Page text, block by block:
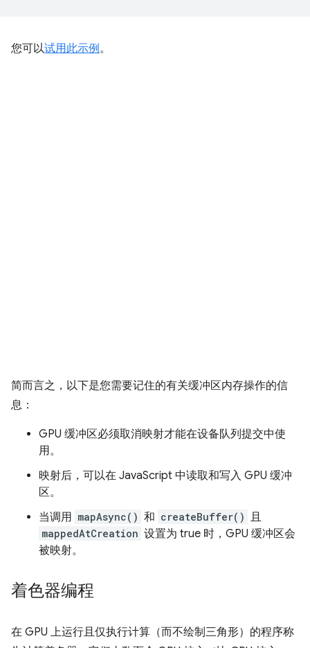
您可以试用此示例。
简而言之，以下是您需要记住的有关缓冲区内存操作的信
息：
GPU 缓冲区必须取消映射才能在设备队列提交中使
用。
映射后，可以在 JavaScript 中读取和写入 GPU 缓冲
区。
当调用 mapAsync() 和 createBuffer() 且
mappedAtCreation 设置为 true 时，GPU 缓冲区会
被映射。
着色器编程
在 GPU 上运行且仅执行计算（而不绘制三角形）的程序称